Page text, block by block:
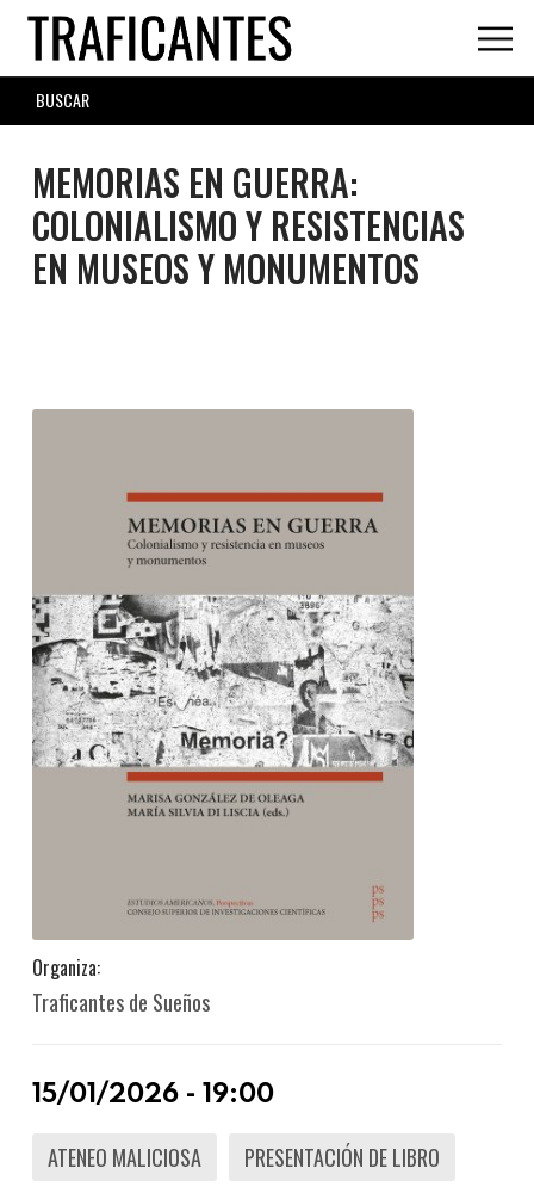
Skip
main
content
SEARCH
FORM
MEMORIAS EN GUERRA:
COLONIALISMO Y RESISTENCIAS
EN MUSEOS Y MONUMENTOS
Organiza:
Traficantes de Sueños
15/01/2026 - 19:00
ATENEO MALICIOSA
PRESENTACIÓN DE LIBRO